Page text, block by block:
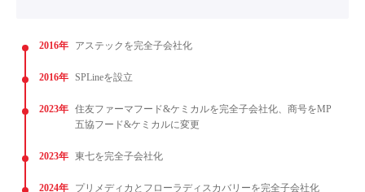
2016年 アステックを完全子会社化
2016年 SPLineを設立
2023年 住友ファーマフード&ケミカルを完全子会社化、商号をMP
五協フード&ケミカルに変更
2023年 東七を完全子会社化
2024年 プリメディカとフローラディスカバリーを完全子会社化